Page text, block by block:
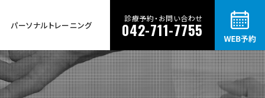
パーソナルトレーニング
診療予約・お問い合わせ
042-711-7755